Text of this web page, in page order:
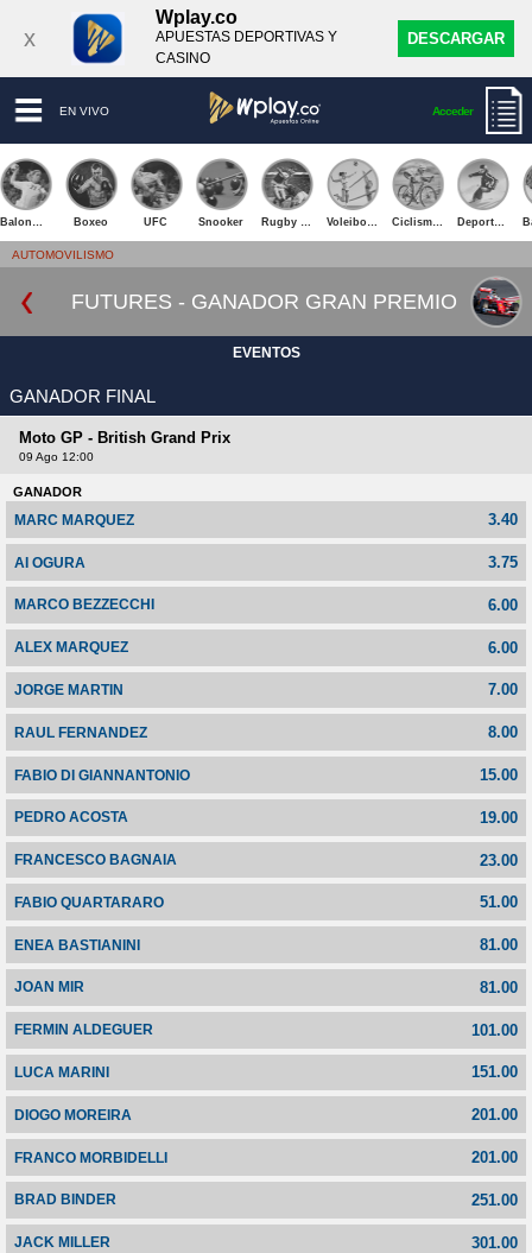
x
Wplay.co
APUESTAS DEPORTIVAS Y
CASINO
DESCARGAR
EN VIVO Acceder
Boxeo UFC Snooker Ciclismo en Ruta Deportes de invierno
AUTOMOVILISMO
FUTURES - GANADOR GRAN PREMIO
EVENTOS
GANADOR FINAL
Moto GP - British Grand Prix
09 Ago 12:00
GANADOR
MARC MARQUEZ 3.40
AI OGURA 3.75
MARCO BEZZECCHI 6.00
ALEX MARQUEZ 6.00
JORGE MARTIN 7.00
RAUL FERNANDEZ 8.00
FABIO DI GIANNANTONIO 15.00
PEDRO ACOSTA 19.00
FRANCESCO BAGNAIA 23.00
FABIO QUARTARARO 51.00
ENEA BASTIANINI 81.00
JOAN MIR 81.00
FERMIN ALDEGUER 101.00
LUCA MARINI 151.00
DIOGO MOREIRA 201.00
FRANCO MORBIDELLI 201.00
BRAD BINDER 251.00
JACK MILLER 301.00